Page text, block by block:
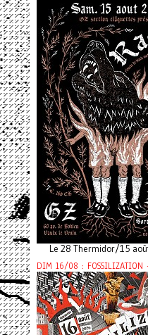
Le 28 Thermidor/15
DIM 16/08 : FOSSILIZATION